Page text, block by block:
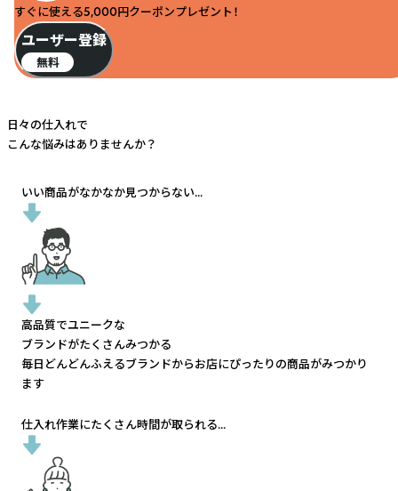
すぐに使える5,000円クーポンプレゼント！
ユーザー登録
無料
日々の仕入れで
こんな悩みはありませんか？
いい商品がなかなか見つからない...
高品質でユニークな
ブランドがたくさんみつかる
毎日どんどんふえるブランドからお店にぴったりの商品がみつかり
ます
仕入れ作業にたくさん時間が取られる...